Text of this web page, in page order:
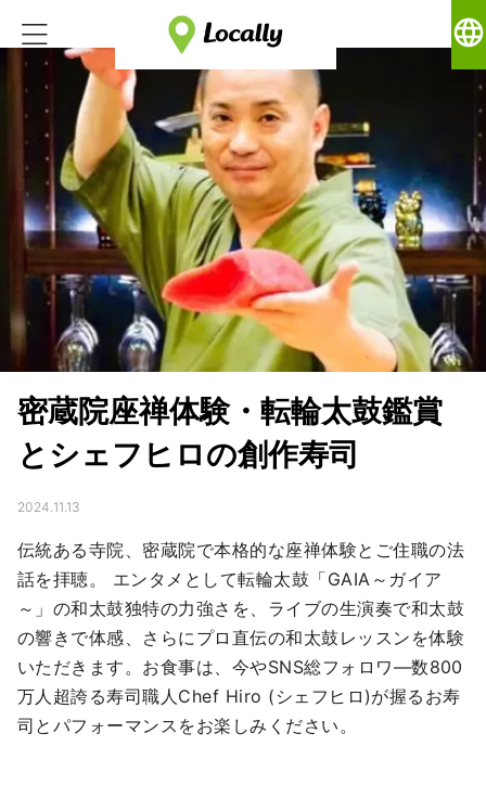
language
密蔵院座禅体験・転輪太鼓鑑賞
とシェフヒロの創作寿司
2024.11.13
伝統ある寺院、密蔵院で本格的な座禅体験とご住職の法
話を拝聴。 エンタメとして転輪太鼓「GAIA～ガイア
～」の和太鼓独特の力強さを、ライブの生演奏で和太鼓
の響きで体感、さらにプロ直伝の和太鼓レッスンを体験
いただきます。お食事は、今やSNS総フォロワ―数800
万人超誇る寿司職人Chef Hiro (シェフヒロ)が握るお寿
司とパフォーマンスをお楽しみください。